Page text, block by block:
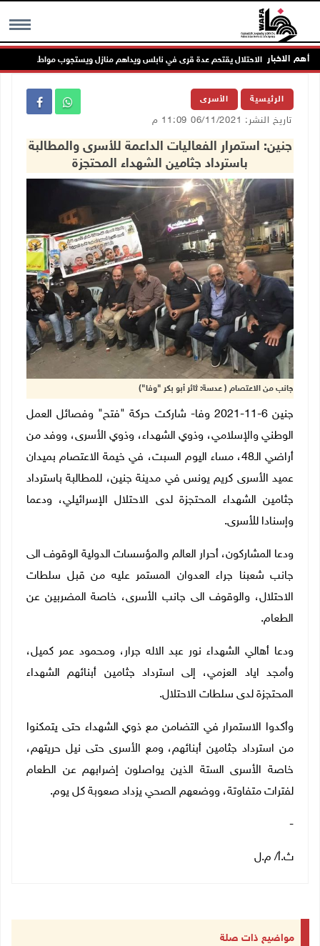
MENU أهم الاخبارالاحتلال يقتحم عدة قرى في نابلس ويداهم منازل ويستجوب مواطنين
الرئيسية الأسرى
تاريخ النشر: 06/11/2021 11:09 م
جنين: استمرار الفعاليات الداعمة للأسرى والمطالبة
باسترداد جثامين الشهداء المحتجزة
جانب من الاعتصام ( عدسة: ثائر أبو بكر "وفا")
جنين 6-11-2021 وفا- شاركت حركة "فتح" وفصائل العمل
الوطني والإسلامي، وذوي الشهداء، وذوي الأسرى، ووفد من
أراضي الـ48، مساء اليوم السبت، في خيمة الاعتصام بميدان
عميد الأسرى كريم يونس في مدينة جنين، للمطالبة باسترداد
جثامين الشهداء المحتجزة لدى الاحتلال الإسرائيلي، ودعما
وإسنادا للأسرى.
ودعا المشاركون، أحرار العالم والمؤسسات الدولية الوقوف الى
جانب شعبنا جراء العدوان المستمر عليه من قبل سلطات
الاحتلال، والوقوف الى جانب الأسرى، خاصة المضربين عن
الطعام.
ودعا أهالي الشهداء نور عبد الاله جرار، ومحمود عمر كميل،
وأمجد اياد العزمي، إلى استرداد جثامين أبنائهم الشهداء
المحتجزة لدى سلطات الاحتلال.
وأكدوا الاستمرار في التضامن مع ذوي الشهداء حتى يتمكنوا
من استرداد جثامين أبنائهم، ومع الأسرى حتى نيل حريتهم،
خاصة الأسرى الستة الذين يواصلون إضرابهم عن الطعام
لفترات متفاوتة، ووضعهم الصحي يزداد صعوبة كل يوم.
-
ث.أ/ م.ل
مواضيع ذات صلة